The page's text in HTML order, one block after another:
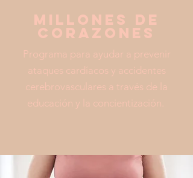
millones de
corazones
Programa para ayudar a prevenir
ataques cardíacos y accidentes
cerebrovasculares a través de la
educación y la concientización.